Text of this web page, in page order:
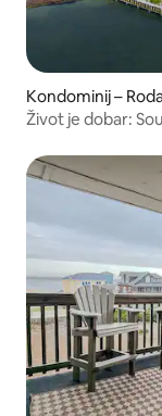
Kondominij –
Život je dobar: